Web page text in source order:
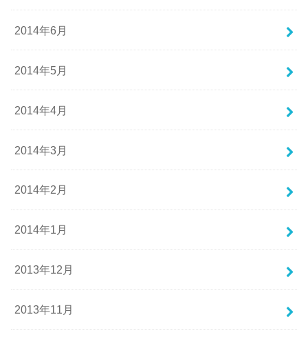
2014年6月
2014年5月
2014年4月
2014年3月
2014年2月
2014年1月
2013年12月
2013年11月